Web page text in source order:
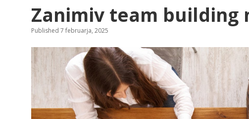
Zanimiv team building
Published 7 februarja, 2025